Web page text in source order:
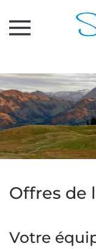
Accéder au
Offres de
Votre